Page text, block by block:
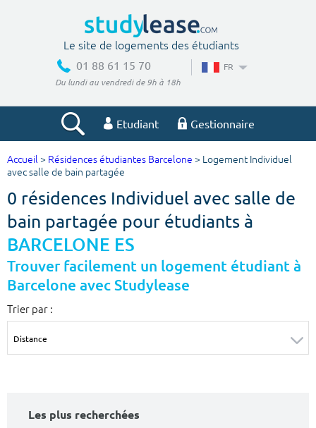
Le site de logements des étudiants
01 88 61 15 70
Du lundi au vendredi de 9h à 18h
FR
Etudiant Gestionnaire
Votre recherche
Ville, école
Budget min
€
Budget max
m² m²
Accueil > Résidences étudiantes Barcelone > Logement Individuel
avec salle de bain partagée
0 résidences Individuel avec salle de
bain partagée pour étudiants à
BARCELONE ES
Trouver facilement un logement étudiant à
Barcelone avec Studylease
Trier par :
Les plus recherchées